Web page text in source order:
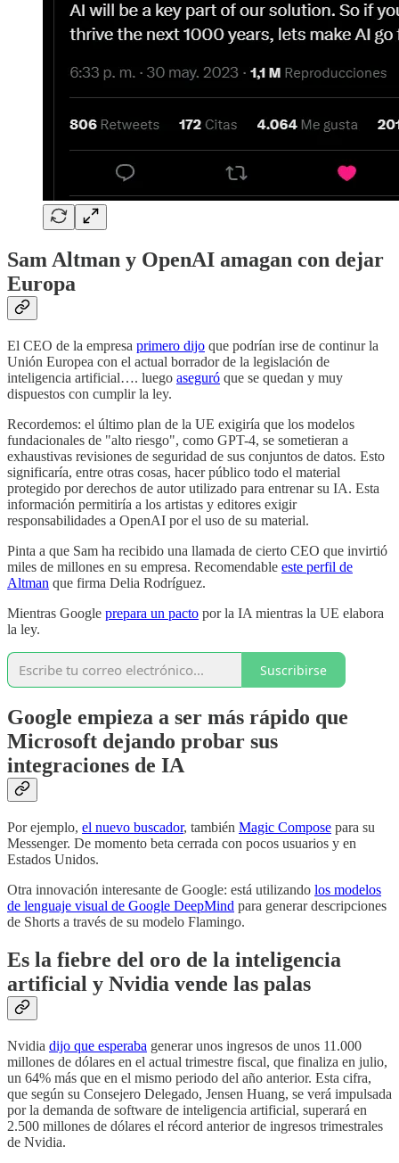
Sam Altman y OpenAI amagan con dejar
Europa
El CEO de la empresa primero dijo que podrían irse de continur la
Unión Europea con el actual borrador de la legislación de
inteligencia artificial…. luego aseguró que se quedan y muy
dispuestos con cumplir la ley.
Recordemos: el último plan de la UE exigiría que los modelos
fundacionales de "alto riesgo", como GPT-4, se sometieran a
exhaustivas revisiones de seguridad de sus conjuntos de datos. Esto
significaría, entre otras cosas, hacer público todo el material
protegido por derechos de autor utilizado para entrenar su IA. Esta
información permitiría a los artistas y editores exigir
responsabilidades a OpenAI por el uso de su material.
Pinta a que Sam ha recibido una llamada de cierto CEO que invirtió
miles de millones en su empresa. Recomendable este perfil de
Altman que firma Delia Rodríguez.
Mientras Google prepara un pacto por la IA mientras la UE elabora
la ley.
Suscribirse
Google empieza a ser más rápido que
Microsoft dejando probar sus
integraciones de IA
Por ejemplo, el nuevo buscador, también Magic Compose para su
Messenger. De momento beta cerrada con pocos usuarios y en
Estados Unidos.
Otra innovación interesante de Google: está utilizando los modelos
de lenguaje visual de Google DeepMind para generar descripciones
de Shorts a través de su modelo Flamingo.
Es la fiebre del oro de la inteligencia
artificial y Nvidia vende las palas
Nvidia dijo que esperaba generar unos ingresos de unos 11.000
millones de dólares en el actual trimestre fiscal, que finaliza en julio,
un 64% más que en el mismo periodo del año anterior. Esta cifra,
que según su Consejero Delegado, Jensen Huang, se verá impulsada
por la demanda de software de inteligencia artificial, superará en
2.500 millones de dólares el récord anterior de ingresos trimestrales
de Nvidia.